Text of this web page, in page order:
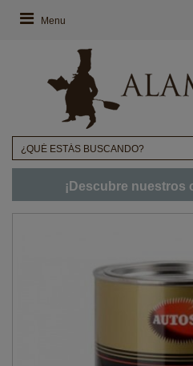
Menu
¡Descubre nuestros